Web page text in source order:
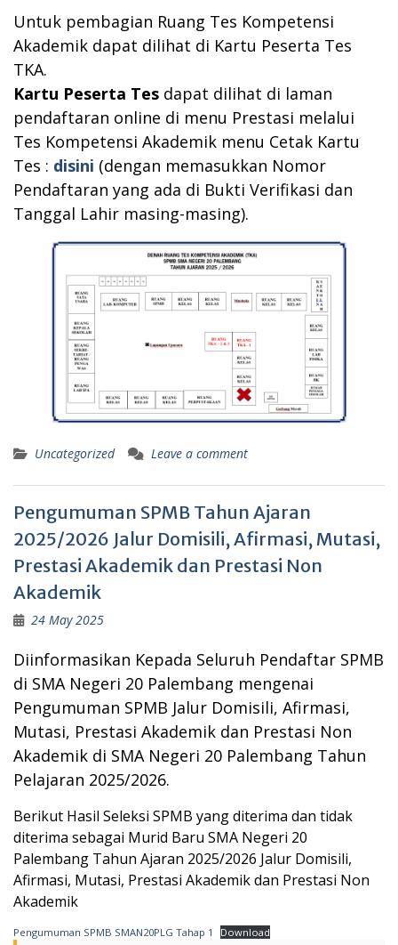
Untuk pembagian Ruang Tes Kompetensi
Akademik dapat dilihat di Kartu Peserta Tes
TKA.
Kartu Peserta Tes dapat dilihat di laman
pendaftaran online di menu Prestasi melalui
Tes Kompetensi Akademik menu Cetak Kartu
Tes : disini (dengan memasukkan Nomor
Pendaftaran yang ada di Bukti Verifikasi dan
Tanggal Lahir masing-masing).
Uncategorized Leave a comment
Pengumuman SPMB Tahun Ajaran
2025/2026 Jalur Domisili, Afirmasi, Mutasi,
Prestasi Akademik dan Prestasi Non
Akademik
24 May 2025
Diinformasikan Kepada Seluruh Pendaftar SPMB
di SMA Negeri 20 Palembang mengenai
Pengumuman SPMB Jalur Domisili, Afirmasi,
Mutasi, Prestasi Akademik dan Prestasi Non
Akademik di SMA Negeri 20 Palembang Tahun
Pelajaran 2025/2026.
Berikut Hasil Seleksi SPMB yang diterima dan tidak
diterima sebagai Murid Baru SMA Negeri 20
Palembang Tahun Ajaran 2025/2026 Jalur Domisili,
Afirmasi, Mutasi, Prestasi Akademik dan Prestasi Non
Akademik
Pengumuman SPMB SMAN20PLG Tahap 1 Download